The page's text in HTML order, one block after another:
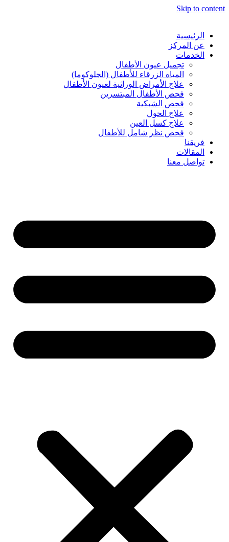
Skip to content
الرئيسية
عن المركز
الخدمات
تجميل عيون الأطفال
المياه الزرقاء للأطفال (الجلوكوما)
⁠علاج الأمراض الوراثية لعيون الأطفال
فحص الأطفال المبتسرين
فحص الشبكية
علاج الحول
علاج كسل العين
فحص نظر شامل للأطفال
فريقنا
المقالات
تواصل معنا